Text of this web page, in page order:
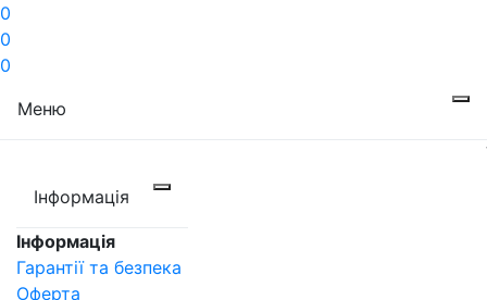
0
0
0
Меню
Інформація
Інформація
Гарантії та безпека
Оферта